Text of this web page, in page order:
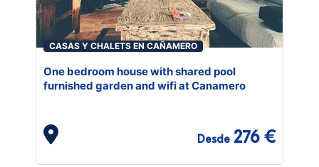
CASAS Y CHALETS EN CAÑAMERO
One bedroom house with shared pool
furnished garden and wifi at Canamero
Desde 276 €